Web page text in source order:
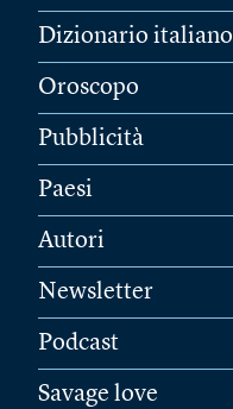
Dizionario italiano
Oroscopo
Pubblicità
Paesi
Autori
Newsletter
Podcast
Savage love